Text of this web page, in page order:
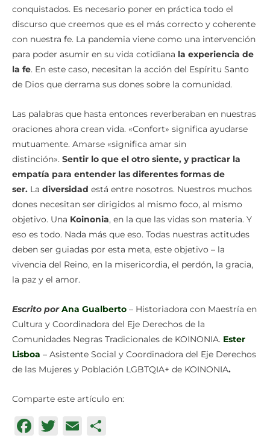
conquistados. Es necesario poner en práctica todo el
discurso que creemos que es el más correcto y coherente
con nuestra fe. La pandemia viene como una intervención
para poder asumir en su vida cotidiana la experiencia de
la fe. En este caso, necesitan la acción del Espíritu Santo
de Dios que derrama sus dones sobre la comunidad.
Las palabras que hasta entonces reverberaban en nuestras
oraciones ahora crean vida. «Confort» significa ayudarse
mutuamente. Amarse «significa amar sin
distinción». Sentir lo que el otro siente, y practicar la
empatía para entender las diferentes formas de
ser. La diversidad está entre nosotros. Nuestros muchos
dones necesitan ser dirigidos al mismo foco, al mismo
objetivo. Una Koinonia, en la que las vidas son materia. Y
eso es todo. Nada más que eso. Todas nuestras actitudes
deben ser guiadas por esta meta, este objetivo – la
vivencia del Reino, en la misericordia, el perdón, la gracia,
la paz y el amor.
Escrito porAna Gualberto – Historiadora con Maestría en
Cultura y Coordinadora del Eje Derechos de la
Comunidades Negras Tradicionales de KOINONIA. Ester
Lisboa – Asistente Social y Coordinadora del Eje Derechos
de las Mujeres y Población LGBTQIA+ de KOINONIA.
Comparte este artículo en:
Facebook
Twitter
Email